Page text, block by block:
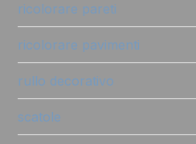
ricolorare pareti
ricolorare pavimenti
rullo decorativo
scatole